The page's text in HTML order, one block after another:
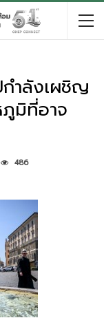
ำลังเผชิญ
มิที่อาจ
486